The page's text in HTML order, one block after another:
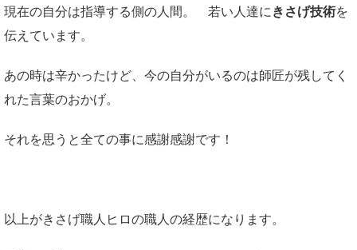
現在の自分は指導する側の人間。 若い人達に きさげ技術を
伝えています。
あの時は辛かったけど、今の自分がいるのは師匠が残してく
れた言葉のおかげ。
それを思うと全ての事に感謝感謝です！
以上がきさげ職人ヒロの職人の経歴になります。